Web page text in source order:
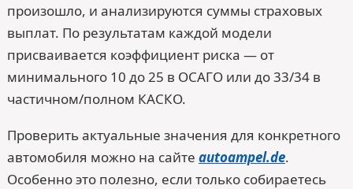
произошло, и анализируются суммы страховых
выплат. По результатам каждой модели
присваивается коэффициент риска — от
минимального 10 до 25 в ОСАГО или до 33/34 в
частичном/полном КАСКО.
Проверить актуальные значения для конкретного
автомобиля можно на сайте autoampel.de.
Особенно это полезно, если только собираетесь